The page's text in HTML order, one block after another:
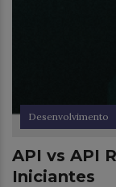
Desenvolvimento
API vs API
Iniciantes